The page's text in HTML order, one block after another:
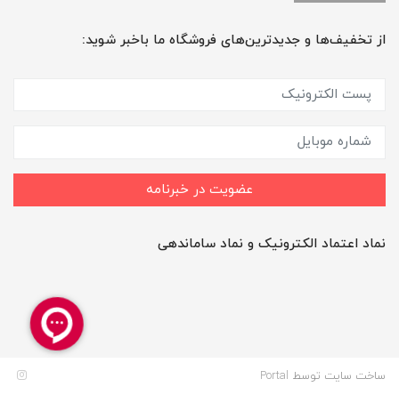
از تخفیف‌ها و جدیدترین‌های فروشگاه ما باخبر شوید:
عضویت در خبرنامه
نماد اعتماد الکترونیک و نماد ساماندهی
ساخت سایت توسط Portal